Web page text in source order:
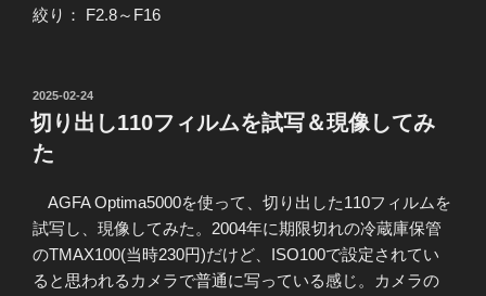
絞り： F2.8～F16
投
稿
日:
2025-02-24
切り出し110フィルムを試写＆現像してみ
た
AGFA Optima5000を使って、切り出した110フィルムを
試写し、現像してみた。2004年に期限切れの冷蔵庫保管
のTMAX100(当時230円)だけど、ISO100で設定されてい
ると思われるカメラで普通に写っている感じ。カメラの